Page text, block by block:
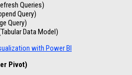
Queries)
Query)
Query)
Data Model)
with Power BI
Pivot)